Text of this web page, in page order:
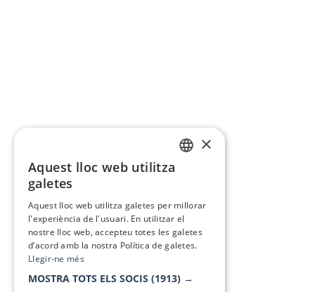
×
Aquest lloc web utilitza
galetes
Aquest lloc web utilitza galetes per millorar
l'experiència de l'usuari. En utilitzar el
nostre lloc web, accepteu totes les galetes
d’acord amb la nostra Política de galetes.
Llegir-ne més
MOSTRA TOTS ELS SOCIS (1913) →